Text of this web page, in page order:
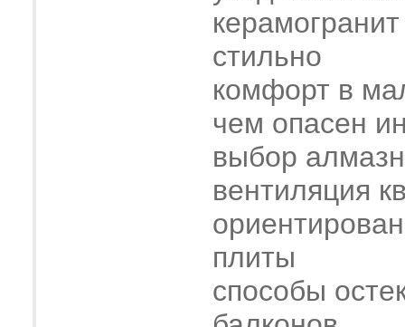
стильно
комфорт в
чем опасен
выбор
вентиляция
плиты
способы